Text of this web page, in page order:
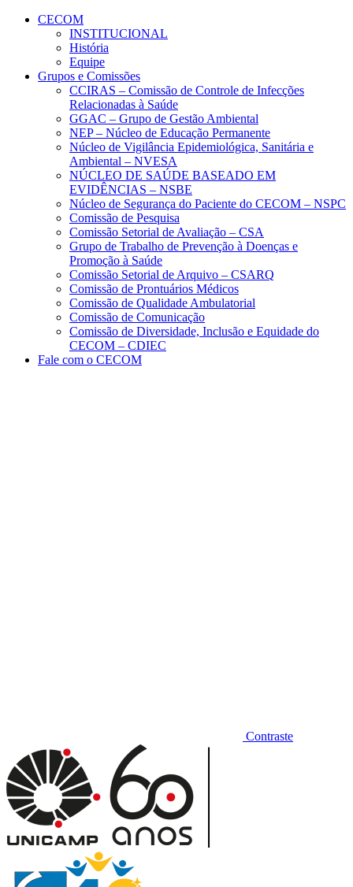
Conteúdo principal
CECOM
INSTITUCIONAL
História
Equipe
Grupos e Comissões
CCIRAS – Comissão de Controle de Infecções
Relacionadas à Saúde
GGAC – Grupo de Gestão Ambiental
NEP – Núcleo de Educação Permanente
Núcleo de Vigilância Epidemiológica, Sanitária e
Ambiental – NVESA
NÚCLEO DE SAÚDE BASEADO EM
EVIDÊNCIAS – NSBE
Núcleo de Segurança do Paciente do CECOM – NSPC
Comissão de Pesquisa
Comissão Setorial de Avaliação – CSA
Grupo de Trabalho de Prevenção à Doenças e
Promoção à Saúde
Comissão Setorial de Arquivo – CSARQ
Comissão de Prontuários Médicos
Comissão de Qualidade Ambulatorial
Comissão de Comunicação
Comissão de Diversidade, Inclusão e Equidade do
CECOM – CDIEC
Fale com o CECOM
Contraste